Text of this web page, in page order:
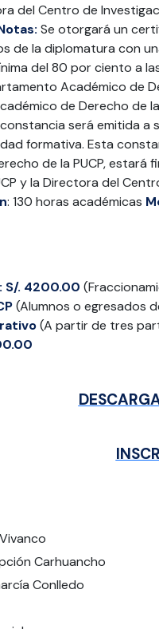
del Centro de
Se otorgará un
de la diplomatura con
del 80 por ciento a
Académico de
de Derecho de la
será emitida a
formativa. Esta
de la PUCP,
y la Directora del
: 130 horas académicas
S/. 4200.00
(Alumnos o egresados
(A partir de tres
Carhuancho
Conlledo